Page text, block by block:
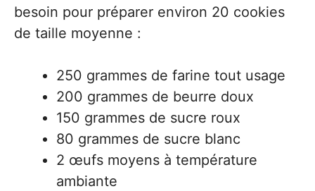
besoin pour préparer environ 20 cookies
de taille moyenne :
250 grammes de farine tout usage
200 grammes de beurre doux
150 grammes de sucre roux
80 grammes de sucre blanc
2 œufs moyens à température
ambiante